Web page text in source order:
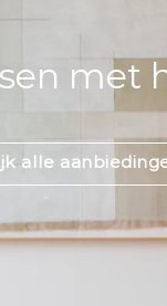
met
alle